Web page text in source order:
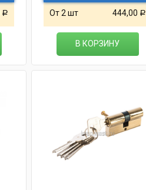
Р От 2 шт 444,00 Р
В КОРЗИНУ